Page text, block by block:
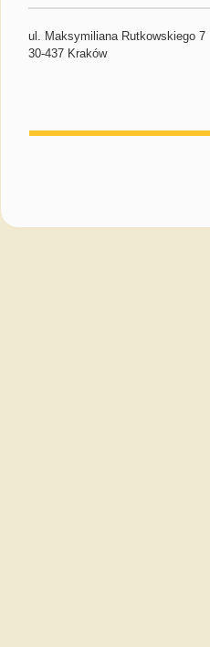
ul. Maksymiliana Rutkowskiego 7
30-437 Kraków